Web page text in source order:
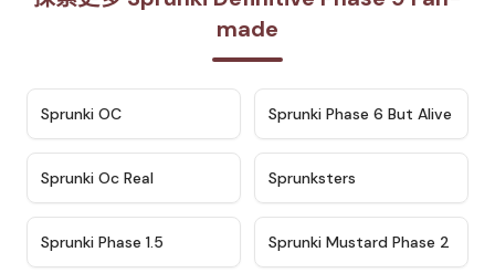
made
Sprunki OC ★ 4.9
Sprunki Phase 6 But Alive
Sprunki Oc Real Sprunksters
Sprunki Phase 1.5 ★ 4.4
Sprunki Mustard Phase 2